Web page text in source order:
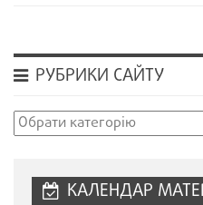
РУБРИКИ САЙТУ
Рубрики
КАЛЕНДАР